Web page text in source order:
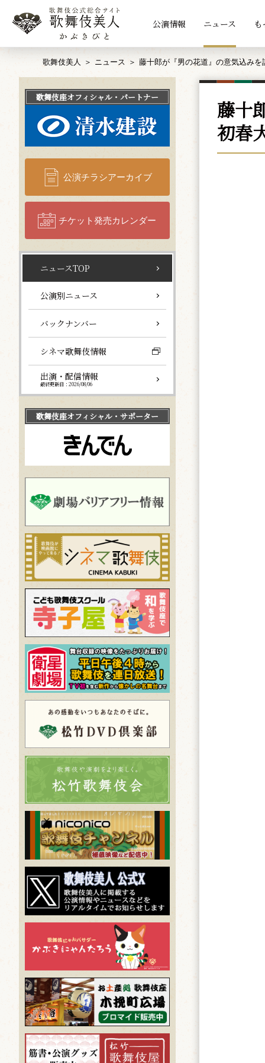
公演情報 ニュース
歌舞伎美人 ニュース 藤十郎が『男の花道』の意気込み
藤十
初春
歌舞伎座オフィシャル・パートナー
公演チラシアーカイブ
チケット発売カレンダー
ニュースTOP
公演別ニュース
バックナンバー
シネマ歌舞伎情報
出演・配信情報
最終更新日：2026/08/06
歌舞伎座オフィシャル・サポーター